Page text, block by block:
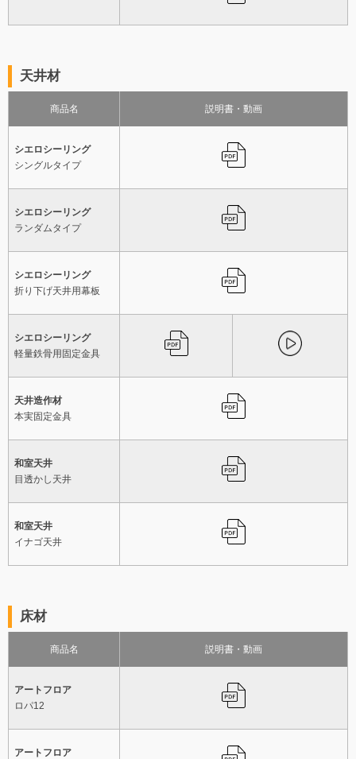
天井材
商品名 説明書・動画
シエロシーリング
シングルタイプ
シエロシーリング
ランダムタイプ
シエロシーリング
折り下げ天井用幕板
シエロシーリング
軽量鉄骨用固定金具
天井造作材
本実固定金具
和室天井
目透かし天井
和室天井
イナゴ天井
床材
商品名 説明書・動画
アートフロア
ロパ12
アートフロア